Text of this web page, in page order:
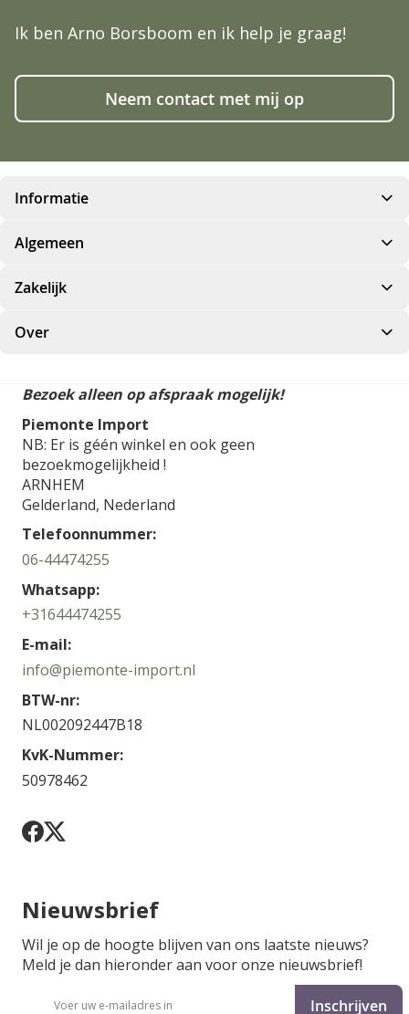
Ik ben Arno Borsboom en ik help je graag!
Neem contact met mij op
Informatie
Algemeen
Zakelijk
Over
Bezoek alleen op afspraak mogelijk!
Piemonte Import
NB: Er is géén winkel en ook geen
bezoekmogelijkheid !
ARNHEM
Gelderland, Nederland
Telefoonnummer:
06-44474255
Whatsapp:
+31644474255
E-mail:
info@piemonte-import.nl
BTW-nr:
NL002092447B18
KvK-Nummer:
50978462
Nieuwsbrief
Wil je op de hoogte blijven van ons laatste nieuws?
Meld je dan hieronder aan voor onze nieuwsbrief!
Inschrijven